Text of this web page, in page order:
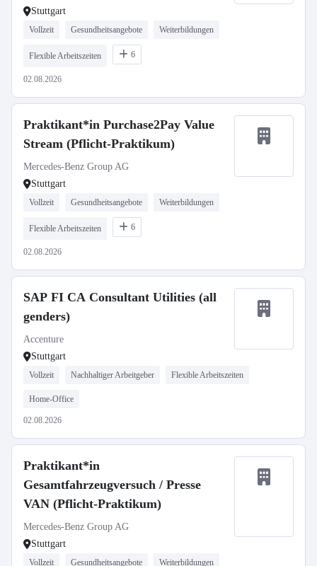
Stuttgart
Vollzeit Gesundheitsangebote Weiterbildungen
Flexible Arbeitszeiten 6
02.08.2026
Praktikant*in Purchase2Pay Value
Stream (Pflicht-Praktikum)
Mercedes-Benz Group AG
Stuttgart
Vollzeit Gesundheitsangebote Weiterbildungen
Flexible Arbeitszeiten 6
02.08.2026
SAP FI CA Consultant Utilities (all
genders)
Accenture
Stuttgart
Vollzeit Nachhaltiger Arbeitgeber Flexible Arbeitszeiten
Home-Office
02.08.2026
Praktikant*in
Gesamtfahrzeugversuch / Presse
VAN (Pflicht-Praktikum)
Mercedes-Benz Group AG
Stuttgart
Vollzeit Gesundheitsangebote Weiterbildungen